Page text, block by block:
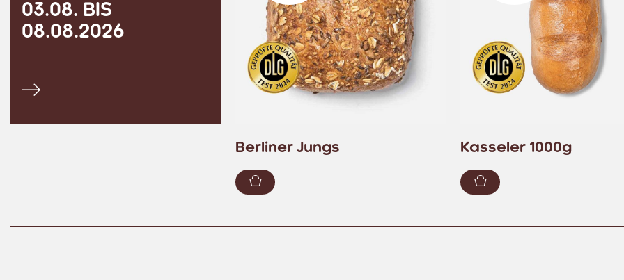
03.08. BIS
08.08.2026
Alle Angebote ansehen
Berliner Jungs
Zum Warenkorb hinzufügen
Kasseler 1000g
Zum Warenkorb